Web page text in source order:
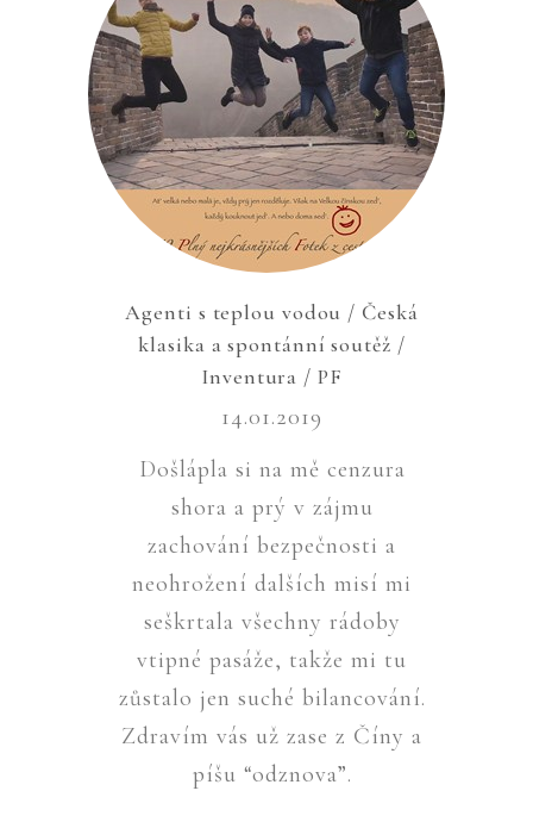
Agenti s teplou vodou / Česká
klasika a spontánní soutěž /
Inventura / PF
14.01.2019
Došlápla si na mě cenzura
shora a prý v zájmu
zachování bezpečnosti a
neohrožení dalších misí mi
seškrtala všechny rádoby
vtipné pasáže, takže mi tu
zůstalo jen suché bilancování.
Zdravím vás už zase z Číny a
píšu “odznova”.